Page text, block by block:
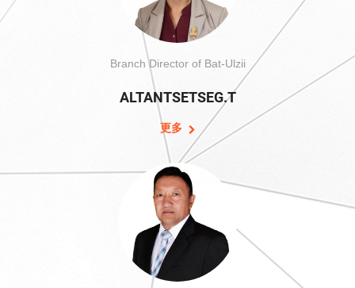
Branch Director of Bat-Ulzii
ALTANTSETSEG.T
更多